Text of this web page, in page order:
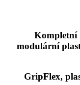
Kompletní
modulární
GripFlex,